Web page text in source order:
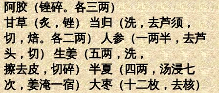
阿胶（锉碎。各三两）
甘草（炙，锉） 当归（洗，去芦须，
切，焙。各二两） 人参（一两半，去芦
头，切） 生姜（五两，洗，
擦去皮，切碎） 半夏（四两，汤浸七
次，姜淹一宿） 大枣（十二枚，去核）